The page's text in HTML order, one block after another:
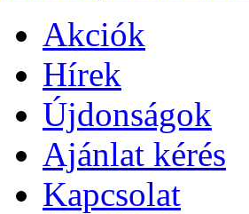
Akciók
Hírek
Újdonságok
Ajánlat kérés
Kapcsolat